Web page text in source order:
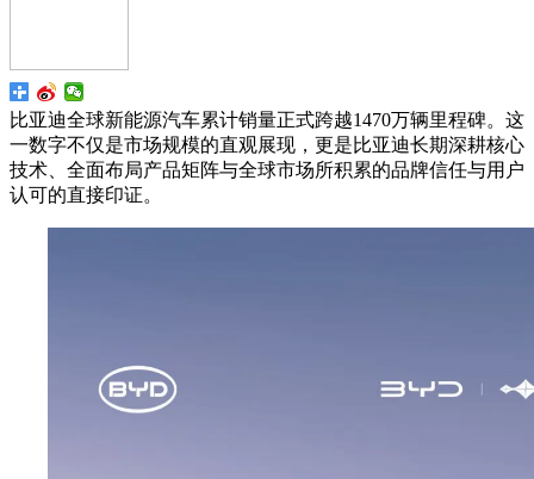
比亚迪全球新能源汽车累计销量正式跨越1470万辆里程碑。这
一数字不仅是市场规模的直观展现，更是比亚迪长期深耕核心
技术、全面布局产品矩阵与全球市场所积累的品牌信任与用户
认可的直接印证。